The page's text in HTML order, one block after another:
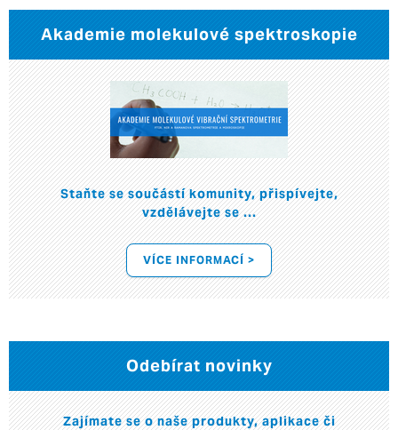
Akademie molekulové spektroskopie
Staňte se součástí komunity, přispívejte,
vzdělávejte se ...
VÍCE INFORMACÍ >
Odebírat novinky
Zajímate se o naše produkty, aplikace či